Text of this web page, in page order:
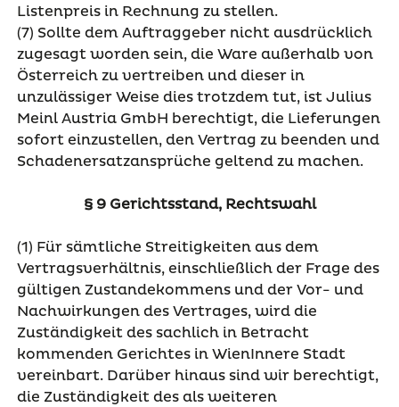
Listenpreis in Rechnung zu stellen.
(7) Sollte dem Auftraggeber nicht ausdrücklich
zugesagt worden sein, die Ware außerhalb von
Österreich zu vertreiben und dieser in
unzulässiger Weise dies trotzdem tut, ist Julius
Meinl Austria GmbH berechtigt, die Lieferungen
sofort einzustellen, den Vertrag zu beenden und
Schadenersatzansprüche geltend zu machen.
§ 9 Gerichtsstand, Rechtswahl
(1) Für sämtliche Streitigkeiten aus dem
Vertragsverhältnis, einschließlich der Frage des
gültigen Zustandekommens und der Vor- und
Nachwirkungen des Vertrages, wird die
Zuständigkeit des sachlich in Betracht
kommenden Gerichtes in WienInnere Stadt
vereinbart. Darüber hinaus sind wir berechtigt,
die Zuständigkeit des als weiteren